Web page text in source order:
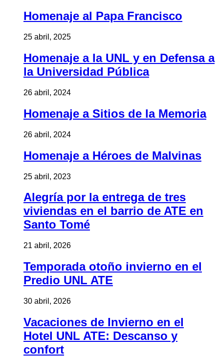
Homenaje al Papa Francisco
25 abril, 2025
Homenaje a la UNL y en Defensa a
la Universidad Pública
26 abril, 2024
Homenaje a Sitios de la Memoria
26 abril, 2024
Homenaje a Héroes de Malvinas
25 abril, 2023
Alegría por la entrega de tres
viviendas en el barrio de ATE en
Santo Tomé
21 abril, 2026
Temporada otoño invierno en el
Predio UNL ATE
30 abril, 2026
Vacaciones de Invierno en el
Hotel UNL ATE: Descanso y
confort